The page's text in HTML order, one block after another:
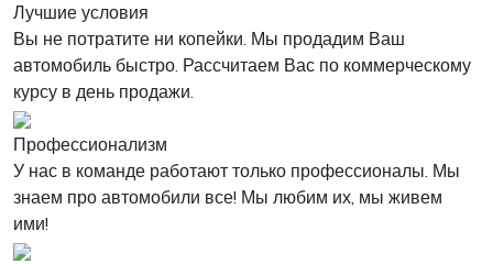
Лучшие условия
Вы не потратите ни копейки. Мы продадим Ваш
автомобиль быстро. Рассчитаем Вас по коммерческому
курсу в день продажи.
Профессионализм
У нас в команде работают только профессионалы. Мы
знаем про автомобили все! Мы любим их, мы живем
ими!